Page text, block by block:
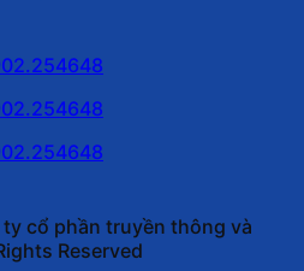
cổ phần truyền thông và
Reserved